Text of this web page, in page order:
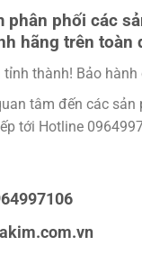
phân phối các
hãng trên toàn
thành! Bảo hành
tâm đến các sản
tới Hotline